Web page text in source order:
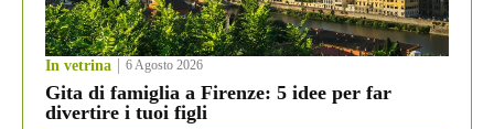
In vetrina 6 Agosto 2026
Gita di famiglia a Firenze: 5 idee per far
divertire i tuoi figli